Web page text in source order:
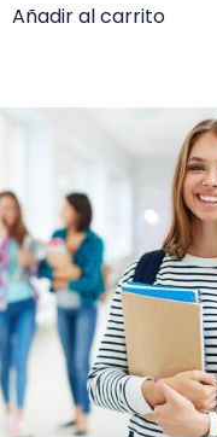
Añadir al carrito